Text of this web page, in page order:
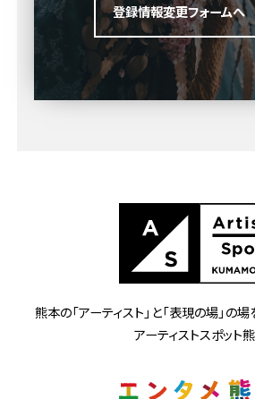
登録情報変更フォームへ
熊本の「アーティスト」と「表現の場」の
アーティストスポット